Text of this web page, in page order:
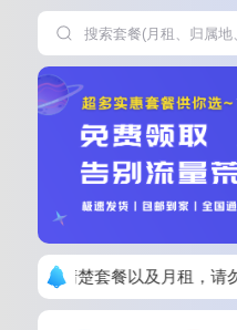
单请看清楚套餐以及月租，请